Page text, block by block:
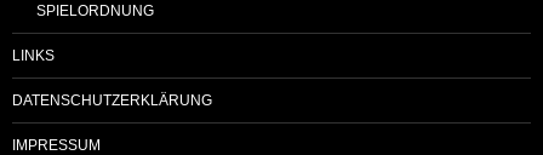
SPIELORDNUNG
LINKS
DATENSCHUTZERKLÄRUNG
IMPRESSUM